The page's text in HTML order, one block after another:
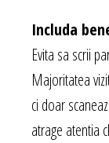
Includa
Evita sa scrii
Majoritatea
ci doar
atrage atentia